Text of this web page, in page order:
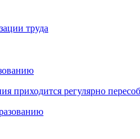
труда
приходится регулярно